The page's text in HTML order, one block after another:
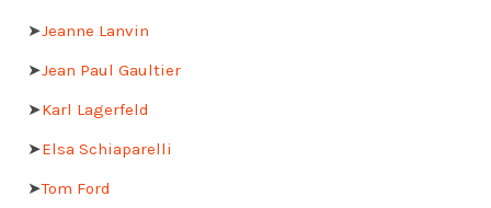
➤Jeanne Lanvin
➤Jean Paul Gaultier
➤Karl Lagerfeld
➤Elsa Schiaparelli
➤Tom Ford